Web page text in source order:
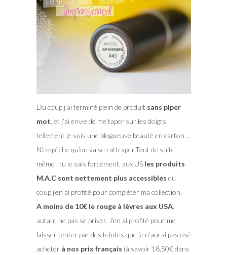
Du coup j’ai terminé plein de produit sans piper
mot , et j’ai envie de me taper sur les doigts
tellement je suis une blogueuse beauté en carton …
N’empêche qu’on va se rattraper.Tout de suite
même : tu le sais forcément, aux USles produits
M.A.C sont nettement plus accessibles du
coup j’en ai profité pour compléter ma collection.
A moins de 10€ le rouge à lèvres aux USA,
autant ne pas se priver. J’en ai profité pour me
laisser tenter par des teintes que je n’aurai pas osé
acheterà nos prix français (à savoir 18,50€ dans